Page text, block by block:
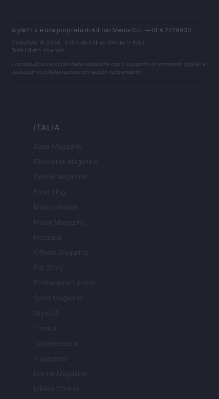
style24.it è una proprietà di AdHub Media S.r.l. — REA 2729933
Copyright © 2026 · Edito da AdHub Media — Italia
Tutti i diritti riservati
I contenuti sono curati dalla redazione con il supporto di strumenti digitali e
realizzati in collaborazione con autori indipendenti.
ITALIA
Casa Magazine
Cineverse Magazine
Donne Magazine
Food Blog
Milano Notizie
Motor Magazine
Notizie.it
Offerte Shopping
Pet Story
Professione Lavoro
Sport Magazine
Style24
Think.it
Tuobenessere
Viaggiamo
Nonne Magazine
Milano Cortina